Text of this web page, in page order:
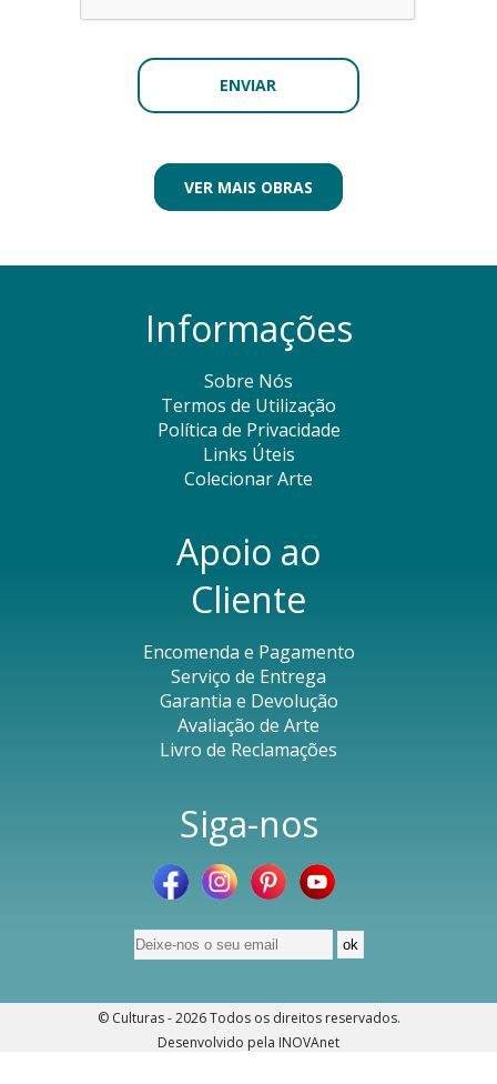
VER MAIS OBRAS
Informações
Sobre Nós
Termos de Utilização
Política de Privacidade
Links Úteis
Colecionar Arte
Apoio ao
Cliente
Encomenda e Pagamento
Serviço de Entrega
Garantia e Devolução
Avaliação de Arte
Livro de Reclamações
Siga-nos
© Culturas - 2026Todos os direitos reservados.
Desenvolvido pela INOVAnet